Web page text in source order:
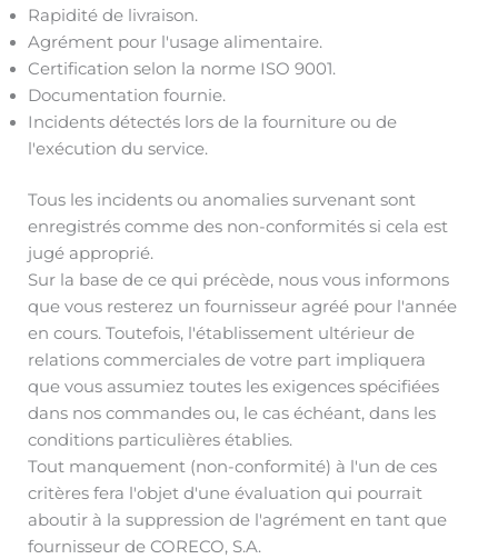
Rapidité de livraison.
Agrément pour l'usage alimentaire.
Certification selon la norme ISO 9001.
Documentation fournie.
Incidents détectés lors de la fourniture ou de
l'exécution du service.
Tous les incidents ou anomalies survenant sont
enregistrés comme des non-conformités si cela est
jugé approprié.
Sur la base de ce qui précède, nous vous informons
que vous resterez un fournisseur agréé pour l'année
en cours. Toutefois, l'établissement ultérieur de
relations commerciales de votre part impliquera
que vous assumiez toutes les exigences spécifiées
dans nos commandes ou, le cas échéant, dans les
conditions particulières établies.
Tout manquement (non-conformité) à l'un de ces
critères fera l'objet d'une évaluation qui pourrait
aboutir à la suppression de l'agrément en tant que
fournisseur de CORECO, S.A.